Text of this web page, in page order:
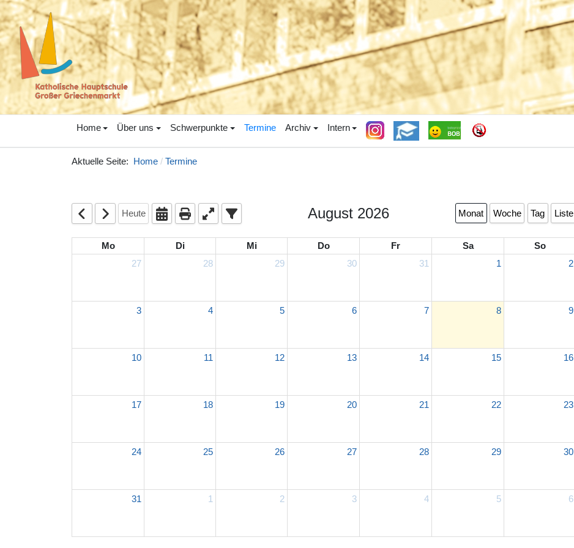
Home Über uns Schwerpunkte Termine Archiv Intern
Aktuelle Seite: Home Termine
Heute August 2026 Monat Woche Tag Liste
Mo Di Mi Do Fr Sa
So
27
28 29 30 31 1 2
3 4 5 6 7 8 9
10 11 12 13 14 15 16
17 18 19 20 21 22 23
24 25 26 27 28 29 30
31 1 2 3 4 5 6